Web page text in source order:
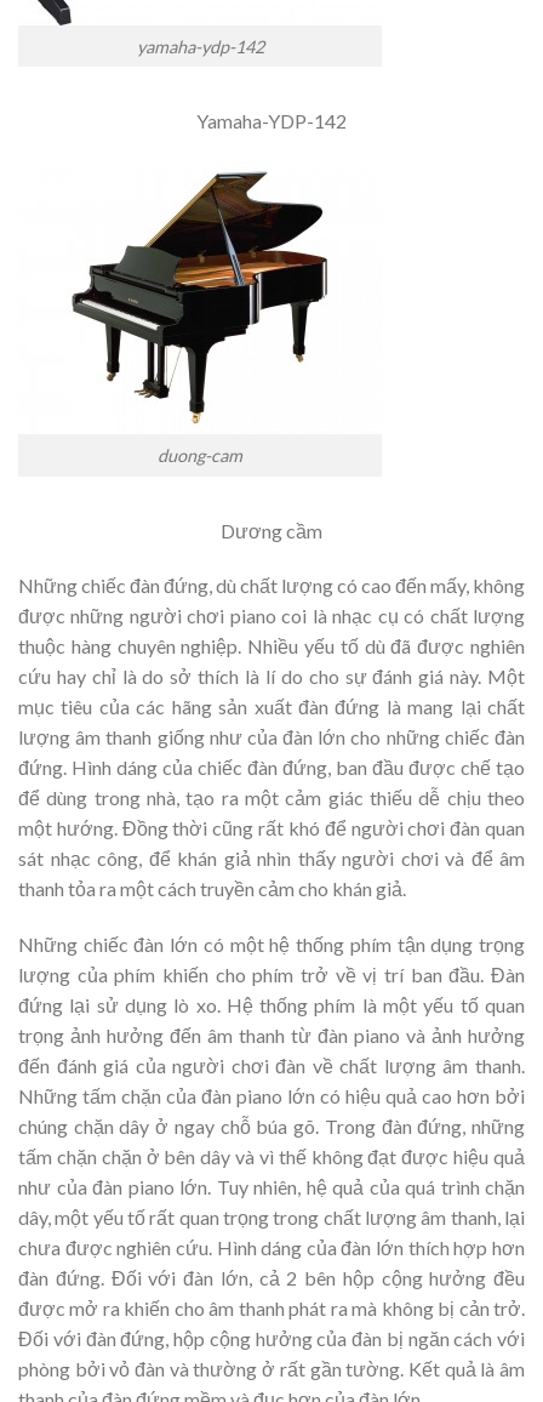
yamaha-ydp-142
Yamaha-YDP-142
duong-cam
Dương cầm
Những chiếc đàn đứng, dù chất lượng có cao đến mấy, không
được những người chơi piano coi là nhạc cụ có chất lượng
thuộc hàng chuyên nghiệp. Nhiều yếu tố dù đã được nghiên
cứu hay chỉ là do sở thích là lí do cho sự đánh giá này. Một
mục tiêu của các hãng sản xuất đàn đứng là mang lại chất
lượng âm thanh giống như của đàn lớn cho những chiếc đàn
đứng. Hình dáng của chiếc đàn đứng, ban đầu được chế tạo
để dùng trong nhà, tạo ra một cảm giác thiếu dễ chịu theo
một hướng. Đồng thời cũng rất khó để người chơi đàn quan
sát nhạc công, để khán giả nhìn thấy người chơi và để âm
thanh tỏa ra một cách truyền cảm cho khán giả.
Những chiếc đàn lớn có một hệ thống phím tận dụng trọng
lượng của phím khiến cho phím trở về vị trí ban đầu. Đàn
đứng lại sử dụng lò xo. Hệ thống phím là một yếu tố quan
trọng ảnh hưởng đến âm thanh từ đàn piano và ảnh hưởng
đến đánh giá của người chơi đàn về chất lượng âm thanh.
Những tấm chặn của đàn piano lớn có hiệu quả cao hơn bởi
chúng chặn dây ở ngay chỗ búa gõ. Trong đàn đứng, những
tấm chặn chặn ở bên dây và vì thế không đạt được hiệu quả
như của đàn piano lớn. Tuy nhiên, hệ quả của quá trình chặn
dây, một yếu tố rất quan trọng trong chất lượng âm thanh, lại
chưa được nghiên cứu. Hình dáng của đàn lớn thích hợp hơn
đàn đứng. Đối với đàn lớn, cả 2 bên hộp cộng hưởng đều
được mở ra khiến cho âm thanh phát ra mà không bị cản trở.
Đối với đàn đứng, hộp cộng hưởng của đàn bị ngăn cách với
phòng bởi vỏ đàn và thường ở rất gần tường. Kết quả là âm